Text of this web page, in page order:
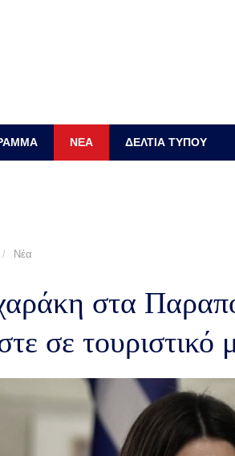
ΝΕΑ ΔΕΛΤΙΑ ΤΥΠΟΥ
/ Νέα
στα
σε τουριστικό